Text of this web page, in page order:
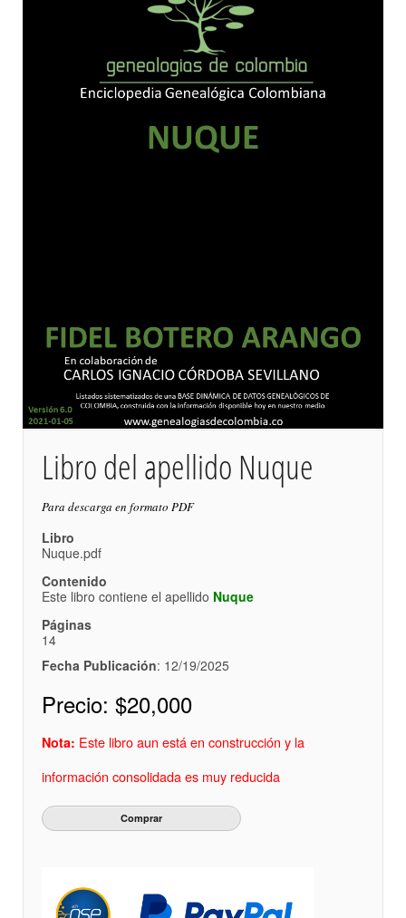
Libro del apellido Nuque
Para descarga en formato PDF
Libro
Nuque.pdf
Contenido
Este libro contiene el apellido Nuque
Páginas
14
Fecha Publicación: 12/19/2025
Precio: $20,000
Nota: Este libro aun está en construcción y la
información consolidada es muy reducida